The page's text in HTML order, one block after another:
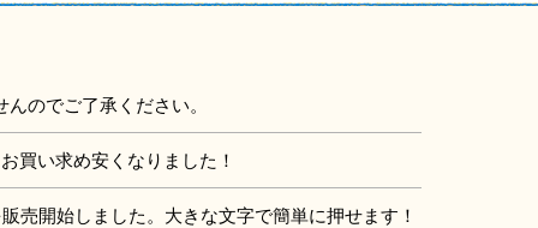
のでご了承ください。
買い求め安くなりました！
売開始しました。大きな文字で簡単に押せます！